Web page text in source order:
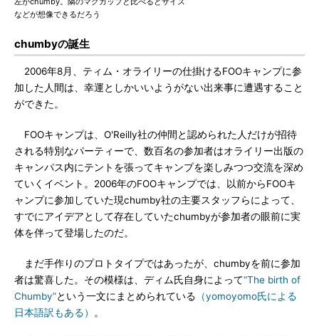
などが想像できるだろう
chumbyの誕生
2006年8月、ティム・オライリーの仕掛けるFOOキャンプに参
加した人間は、幸運としかいいようがない出来事に遭遇すること
ができた。
FOOキャンプは、O'Reilly社の仲間と認められた人だけが招待
される特別なパーティーで、数百名の参加者はオライリー出版の
キャンパス内にテントを張ってキャンプを楽しみつつ交流を深め
ていくイベント。2006年のFOOキャンプでは、以前からFOOキ
ャンプに参加していた現chumby社の主要スタッフらによって、
すでにアイデアとして存在していたchumbyが参加者の眼前に実
体を伴って登場したのだ。
まだ手作りのプロトタイプではあったが、chumbyを前に参加
者は驚喜した。その模様は、ディム氏自身によって“The birth of
Chumby”という一文にまとめられている （yomoyomo氏による
日本語訳もある）
。